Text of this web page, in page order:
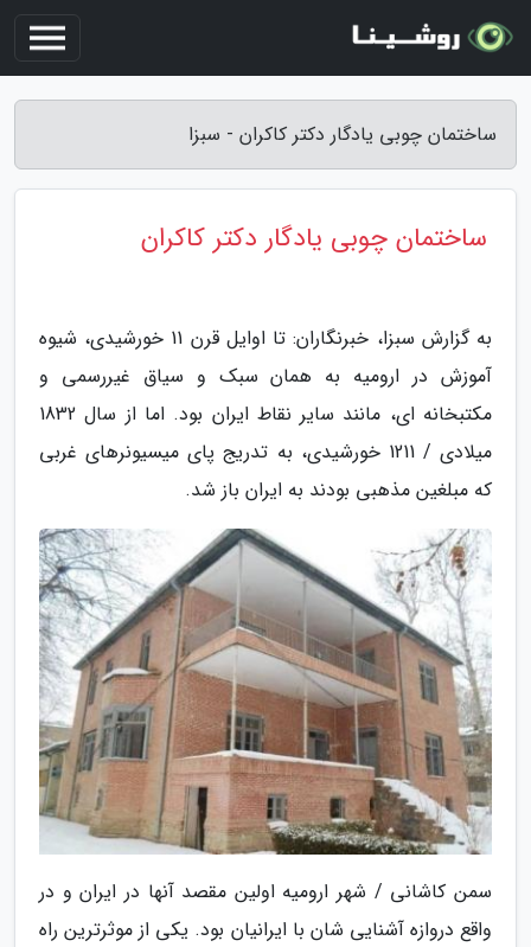
ساختمان چوبی یادگار دکتر کاکران - سبزا
ساختمان چوبی یادگار دکتر کاکران
به گزارش سبزا، خبرنگاران: تا اوایل قرن 11 خورشیدی، شیوه
آموزش در ارومیه به همان سبک و سیاق غیررسمی و
مکتبخانه ای، مانند سایر نقاط ایران بود. اما از سال 1832
میلادی / 1211 خورشیدی، به تدریج پای میسیونرهای غربی
که مبلغین مذهبی بودند به ایران باز شد.
سمن کاشانی / شهر ارومیه اولین مقصد آنها در ایران و در
واقع دروازه آشنایی شان با ایرانیان بود. یکی از موثرترین راه